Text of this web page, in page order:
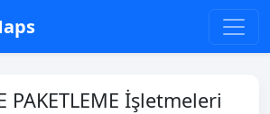
PAKETLEME İşletmeleri